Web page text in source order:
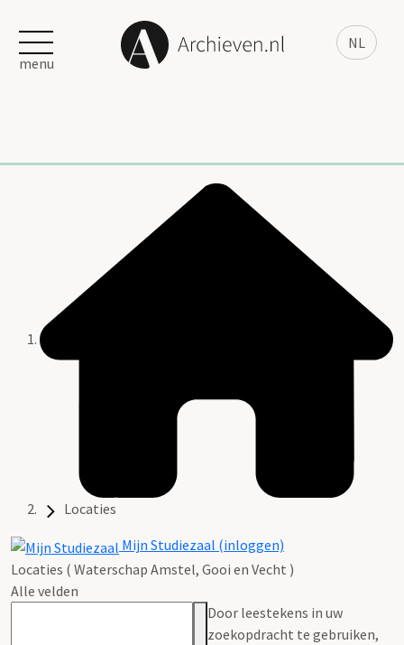
NL
menu
Locaties
Mijn Studiezaal (inloggen)
Locaties ( Waterschap Amstel, Gooi en Vecht )
Alle velden
Door leestekens in uw
zoekopdracht te gebruiken,